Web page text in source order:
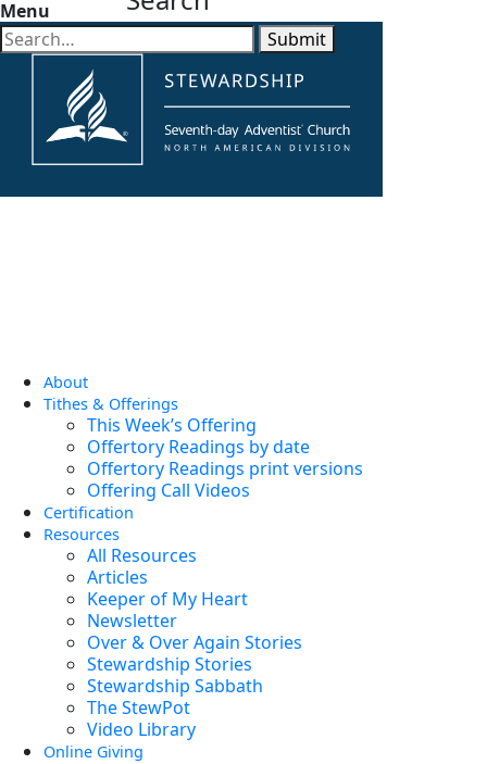
Menu
About
Tithes & Offerings
This Week’s Offering
Offertory Readings by date
Offertory Readings print versions
Offering Call Videos
Certification
Resources
All Resources
Articles
Keeper of My Heart
Newsletter
Over & Over Again Stories
Stewardship Stories
Stewardship Sabbath
The StewPot
Video Library
Online Giving
Submit